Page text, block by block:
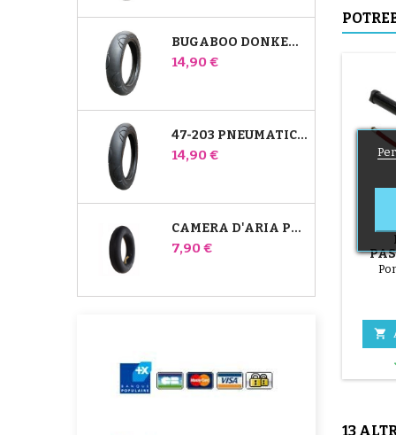
BUGABOO DONKEY 39X177 PNEUMATICO COMPATIBILE PER PASSEGGINO - PER RUOTA ANTERIORE
Prezzo
14,90 €
47-203 PNEUMATICO COMPATIBILE CON IL PASSEGGINO BUGABOO DONKEY - PER RUOTA POSTERIORE
Prezzo
14,90 €
CAMERA D'ARIA POSTERIORE WHIZ RED CASTLE
Prezzo
7,90 €

13